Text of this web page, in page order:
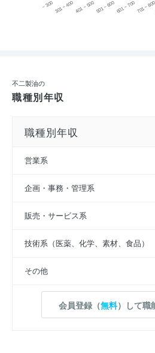
~ 300 301 ~ 400 401 ~ 500501 ~ 600601 ~ 700701 ~ 800
不二製油の
職種別年収
職種別年収
営業系
企画・事務・管理系
販売・サービス系
技術系（医薬、化学、素材、食品）
その他
会員登録（無料）して職